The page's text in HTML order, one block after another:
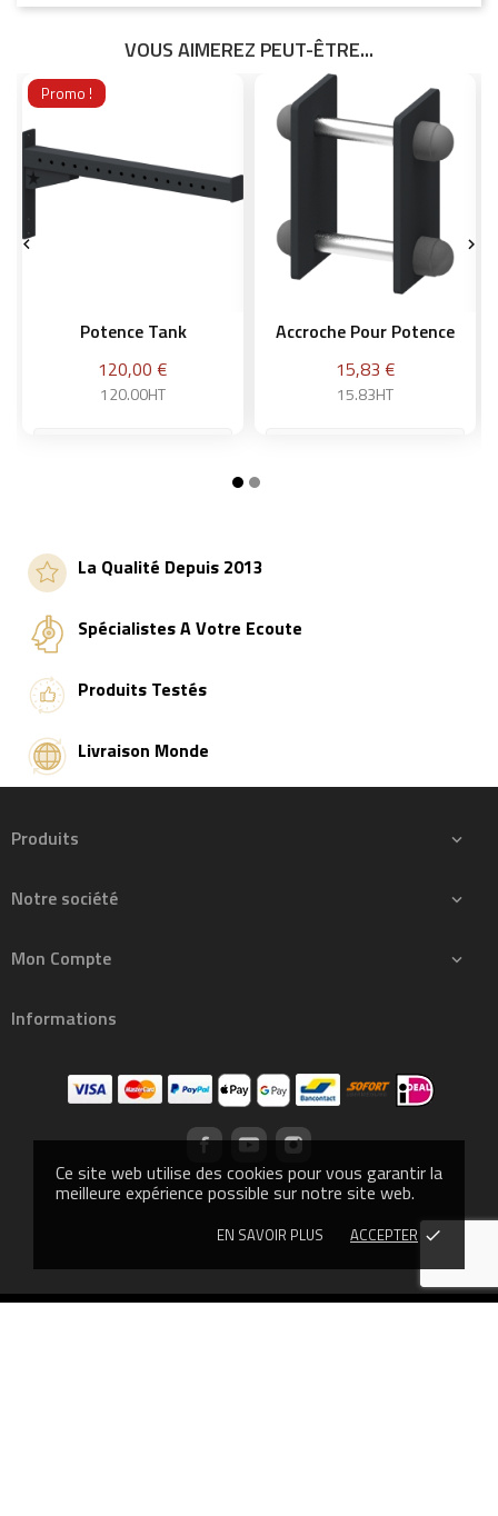
Ce site web utilise des cookies pour vous garantir la
meilleure expérience possible sur notre site web.
EN SAVOIR PLUS ACCEPTER done
VOUS AIMEREZ PEUT-ÊTRE...
Potence Tank
Prix
120,00 €
120.00HT
Promo !
Accroche Pour Potence
Prix
15,83 €
15.83HT
 
La Qualité Depuis 2013
Spécialistes A Votre Ecoute
Produits Testés
Livraison Monde
Produits 
Notre société 
Mon Compte 
Informations